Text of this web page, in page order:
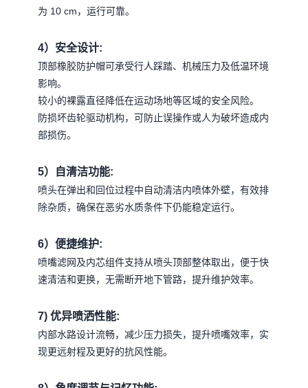
为 10 cm，运行可靠。
4）安全设计:
顶部橡胶防护帽可承受行人踩踏、机械压力及低温环境
影响。
较小的裸露直径降低在运动场地等区域的安全风险。
防损坏齿轮驱动机构，可防止误操作或人为破坏造成内
部损伤。
5）自清洁功能:
喷头在弹出和回位过程中自动清洁内喷体外壁，有效排
除杂质，确保在恶劣水质条件下仍能稳定运行。
6）便捷维护:
喷嘴滤网及内芯组件支持从喷头顶部整体取出，便于快
速清洁和更换，无需断开地下管路，提升维护效率。
7) 优异喷洒性能:
内部水路设计流畅，减少压力损失，提升喷嘴效率，实
现更远射程及更好的抗风性能。